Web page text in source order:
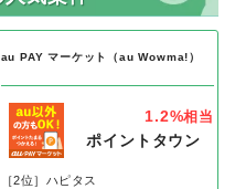
au PAY マーケット（au Wowma!）
1.2%相当
ポイントタウン
［2位］ハピタス